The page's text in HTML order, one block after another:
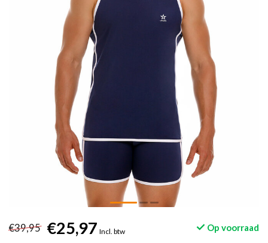
€39,95 €25,97 Incl. btw Op voorraad